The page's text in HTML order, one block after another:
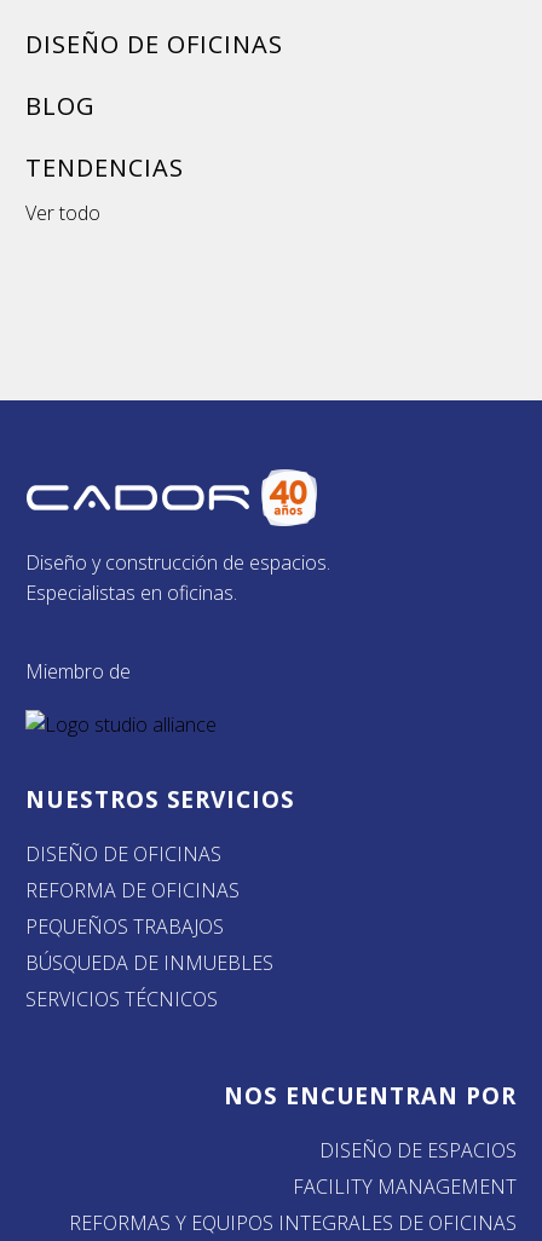
DISEÑO DE OFICINAS
BLOG
TENDENCIAS
Ver todo
Diseño y construcción de espacios.
Especialistas en oficinas.
Miembro de
NUESTROS SERVICIOS
DISEÑO DE OFICINAS
REFORMA DE OFICINAS
PEQUEÑOS TRABAJOS
BÚSQUEDA DE INMUEBLES
SERVICIOS TÉCNICOS
NOS ENCUENTRAN POR
DISEÑO DE ESPACIOS
FACILITY MANAGEMENT
REFORMAS Y EQUIPOS INTEGRALES DE OFICINAS